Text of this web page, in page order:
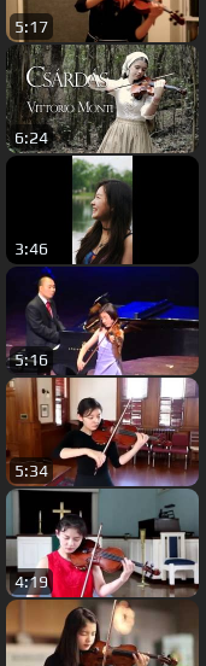
5:17
6:24
3:46
5:16
5:34
4:19